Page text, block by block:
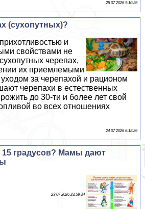
25 07 2026 9:10:26
(сухопутных)?
и
свойствами не
черепах,
их приемлемыми
за черепахой и рационом
черепахи в естественных
до 30-ти и более лет свой
во всех отношениях
24 07 2026 6:18:26
15 градусов? Мамы дают
23 07 2026 23:59:34